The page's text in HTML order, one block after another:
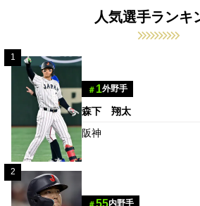
人気選手ランキ
1
＃ 1外野手
森下 翔太
阪神
2
内野手